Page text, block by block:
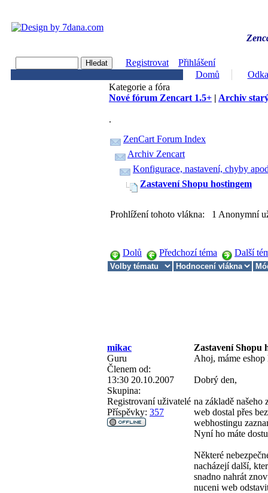
Registrovat
Přihlášení
Domů
Kategorie a fóra
Nové fórum Zencart 1.5+ | Archiv
.
ZenCart Forum Index
Archiv Zencart
Konfigurace, nastavení, chyby
Zastavení Shopu hostingem
Prohlížení tohoto vlákna: 1 Anonymní
Dolů Předchozí téma Další
mikac
Zastavení Shopu
Guru
Členem od:
13:30 20.10.2007
Skupina:
Registrovaní uživatelé
Příspěvky: 357
Ahoj, máme
Dobrý den,
na základě našeho
web dostal přes
webhostingu
Nyní ho máte
Některé
nacházejí další,
snadno nahrát
nuceni web